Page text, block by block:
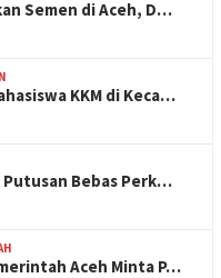
Semen di Aceh, D…
KKM di Keca…
Putusan Bebas Perk…
Aceh Minta P…